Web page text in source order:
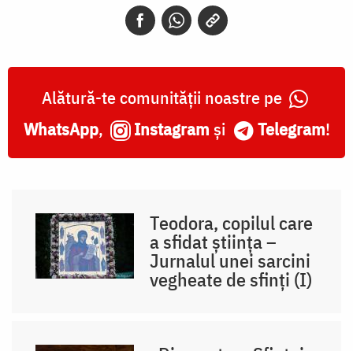
Alătură-te comunității noastre pe
WhatsApp, Instagram și Telegram!
Teodora, copilul care
a sfidat știința –
Jurnalul unei sarcini
vegheate de sfinți (I)